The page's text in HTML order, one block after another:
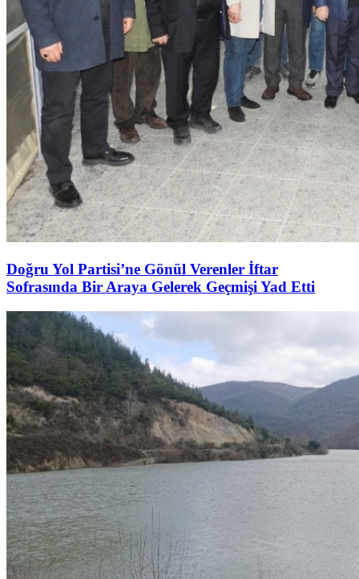
Doğru Yol Partisi’ne Gönül Verenler İftar
Sofrasında Bir Araya Gelerek Geçmişi Yad Etti